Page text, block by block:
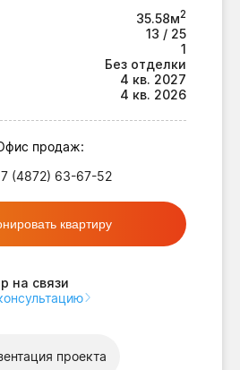
35.58м2
13 / 25
1
Без отделки
4 кв. 2027
4 кв. 2026
продаж:
(4872) 63-67-52
квартиру
на связи
проекта